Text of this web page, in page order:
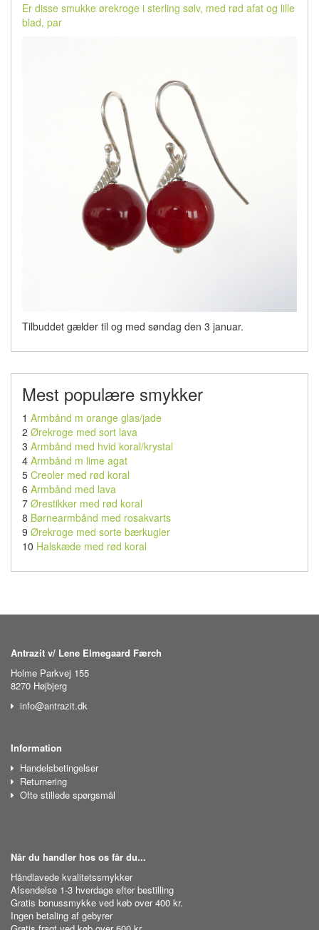
Er disse smukke ørekroge i sterling sølv, med rød afat og lille
blad, par
Tilbuddet gælder til og med søndag den 3 januar.
Mest populære smykker
1 Armbånd m orange glas/jade
2 Ørekroge med sort lava
3 Armbånd med hvid koral/krystal
4 Armbånd m lime agat
5 Creoler med rød koral
6 Armbånd med lava
7 Ørestikker med rød koral
8 Børnearmbånd med rosakvarts
9 Ørekroge med sorte bærkugler
10 Halskæde med rød koral
Antrazit v/ Lene Elmegaard Færch
Holme Parkvej 155
8270 Højbjerg
info@antrazit.dk
Information
Handelsbetingelser
Returnering
Ofte stillede spørgsmål
Når du handler hos os får du...
Håndlavede kvalitetssmykker
Afsendelse 1-3 hverdage efter bestilling
Gratis bonussmykke ved køb over 400 kr.
Ingen betaling af gebyrer